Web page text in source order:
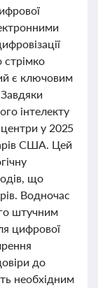
стрімко
є ключовим
інтелекту
центри у 2025
США. Цей
що
Водночас
штучним
цифрової
до
необхідним